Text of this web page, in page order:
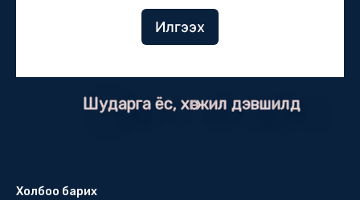
Илгээх
Шударга ёс, хөгжил дэвшилд
Холбоо барих